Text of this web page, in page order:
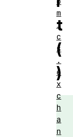
t
(
)
m
i
c
s
.
e
x
c
h
a
n